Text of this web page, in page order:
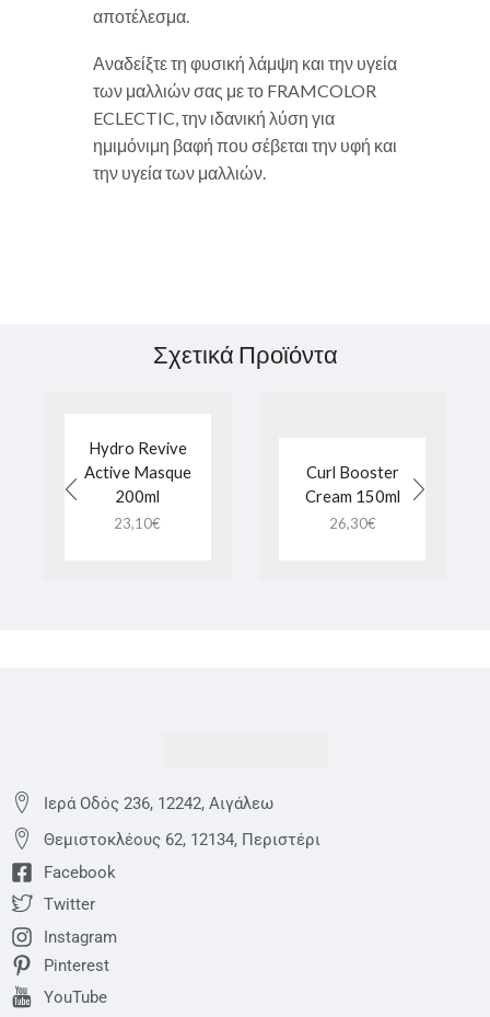
αποτέλεσμα.
Αναδείξτε τη φυσική λάμψη και την υγεία
των μαλλιών σας με το FRAMCOLOR
ECLECTIC, την ιδανική λύση για
ημιμόνιμη βαφή που σέβεται την υφή και
την υγεία των μαλλιών.
Σχετικά Προϊόντα
Hydro Revive
Active Masque
200ml
23,10€
Curl Booster
Cream 150ml
26,30€
Ιερά Οδός 236, 12242, Αιγάλεω
Θεμιστoκλέους 62, 12134, Περιστέρι
Facebook
Twitter
Instagram
Pinterest
YouTube